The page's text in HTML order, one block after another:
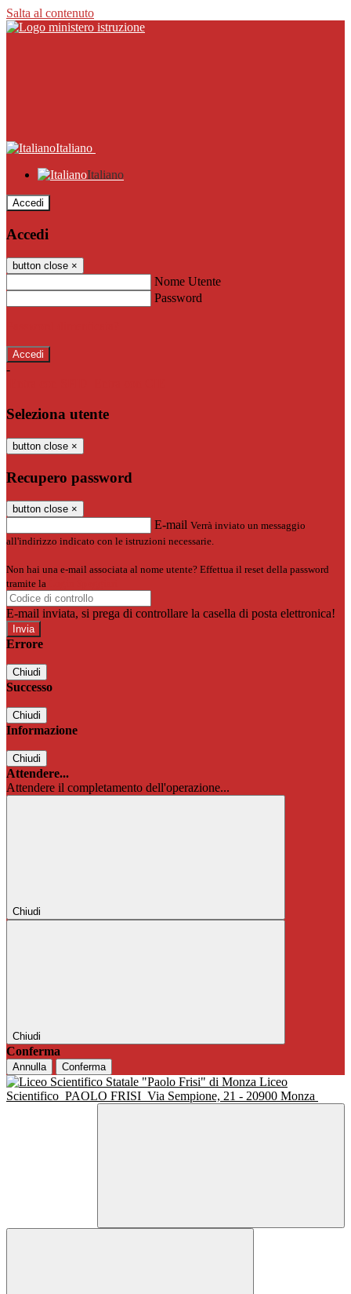
Salta al contenuto
Italiano
Italiano
Accedi
Accedi
button close ×
Nome Utente
Password
-
Seleziona utente
button close ×
Recupero password
button close ×
E-mail Verrà inviato un messaggio
all'indirizzo indicato con le istruzioni necessarie.
Non hai una e-mail associata al nome utente? Effettua il reset della password
tramite la
E-mail inviata, si prega di controllare la casella di posta elettronica!
Errore
Chiudi
Successo
Chiudi
Informazione
Chiudi
Attendere...
Attendere il completamento dell'operazione...
Chiudi
Chiudi
Conferma
Annulla Conferma
Liceo
Scientifico PAOLO FRISI Via Sempione, 21 - 20900 Monza